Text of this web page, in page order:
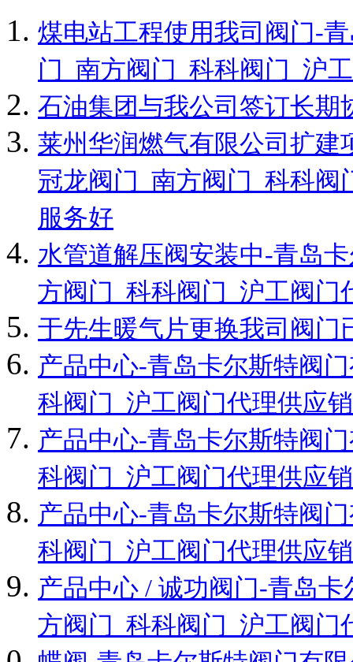
煤电站工程使用我司阀门-
门_南方阀门_科科阀门_沪
石油集团与我公司签订长期
莱州华润燃气有限公司扩建
冠龙阀门_南方阀门_科科
服务好
水管道解压阀安装中-青岛
方阀门_科科阀门_沪工阀
于先生暖气片更换我司阀门
产品中心-青岛卡尔斯特阀
科阀门_沪工阀门代理供应
产品中心-青岛卡尔斯特阀
科阀门_沪工阀门代理供应
产品中心-青岛卡尔斯特阀
科阀门_沪工阀门代理供应
产品中心 / 诚功阀门-青岛
方阀门_科科阀门_沪工阀